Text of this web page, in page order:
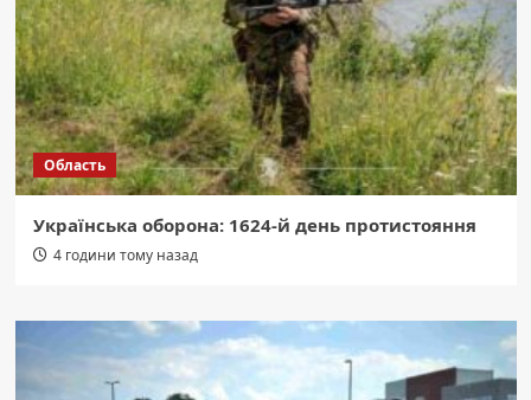
Область
Українська оборона: 1624-й день протистояння
4 години тому назад